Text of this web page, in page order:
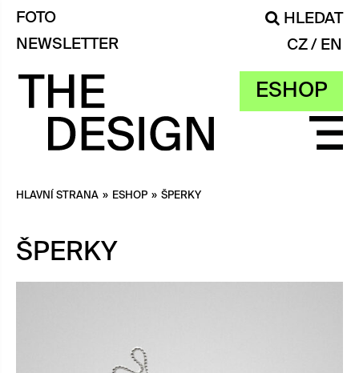
ESHOP
FOTO
HLEDAT
NEWSLETTER
CZ EN
HLAVNÍ STRANA » ESHOP » ŠPERKY
ŠPERKY